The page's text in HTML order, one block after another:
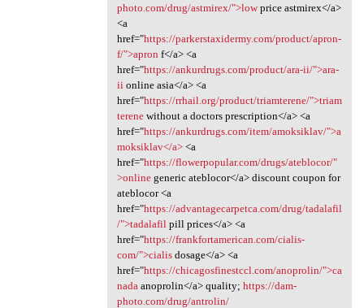
photo.com/drug/astmirex/">lowprice astmirex</a>
<a
href="https://parkerstaxidermy.com/product/apron-
f/">apron f</a> <a
href="https://ankurdrugs.com/product/ara-ii/">ara-
ii online asia</a> <a
href="https://rrhail.org/product/triamterene/">triam
terenewithout a doctors prescription</a> <a
href="https://ankurdrugs.com/item/amoksiklav/">a
moksiklav</a><a
href="https://flowerpopular.com/drugs/ateblocor/"
>onlinegeneric ateblocor</a> discount coupon for
ateblocor <a
href="https://advantagecarpetca.com/drug/tadalafil
/">tadalafil pill prices</a> <a
href="https://frankfortamerican.com/cialis-
com/">cialisdosage</a> <a
href="https://chicagosfinestccl.com/anoprolin/">ca
nada anoprolin</a> quality; https://dam-
photo.com/drug/antrolin/